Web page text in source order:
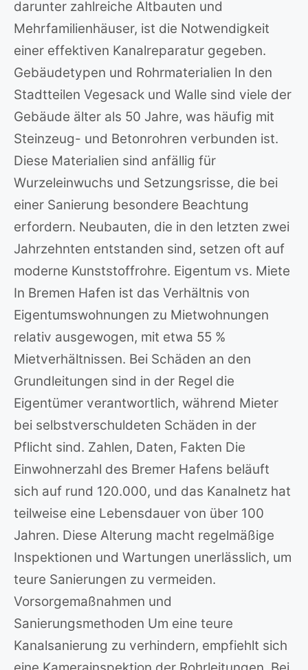
darunter zahlreiche Altbauten und
Mehrfamilienhäuser, ist die Notwendigkeit
einer effektiven Kanalreparatur gegeben.
Gebäudetypen und Rohrmaterialien In den
Stadtteilen Vegesack und Walle sind viele der
Gebäude älter als 50 Jahre, was häufig mit
Steinzeug- und Betonrohren verbunden ist.
Diese Materialien sind anfällig für
Wurzeleinwuchs und Setzungsrisse, die bei
einer Sanierung besondere Beachtung
erfordern. Neubauten, die in den letzten zwei
Jahrzehnten entstanden sind, setzen oft auf
moderne Kunststoffrohre. Eigentum vs. Miete
In Bremen Hafen ist das Verhältnis von
Eigentumswohnungen zu Mietwohnungen
relativ ausgewogen, mit etwa 55 %
Mietverhältnissen. Bei Schäden an den
Grundleitungen sind in der Regel die
Eigentümer verantwortlich, während Mieter
bei selbstverschuldeten Schäden in der
Pflicht sind. Zahlen, Daten, Fakten Die
Einwohnerzahl des Bremer Hafens beläuft
sich auf rund 120.000, und das Kanalnetz hat
teilweise eine Lebensdauer von über 100
Jahren. Diese Alterung macht regelmäßige
Inspektionen und Wartungen unerlässlich, um
teure Sanierungen zu vermeiden.
Vorsorgemaßnahmen und
Sanierungsmethoden Um eine teure
Kanalsanierung zu verhindern, empfiehlt sich